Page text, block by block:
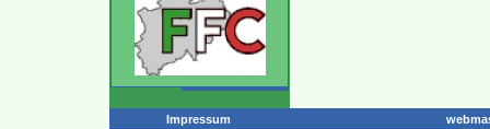
Impressum